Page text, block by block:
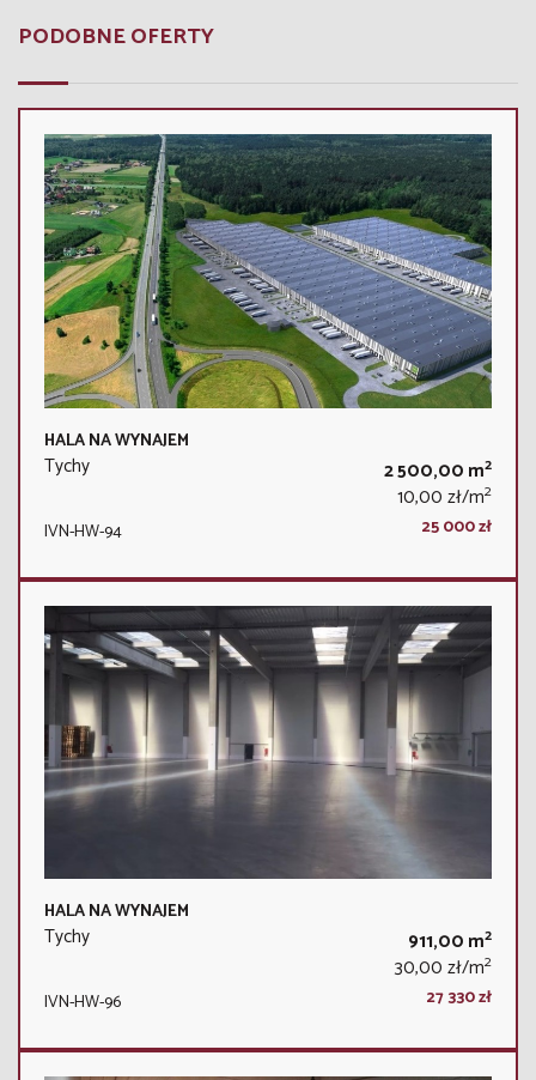
PODOBNE OFERTY
HALA NA WYNAJEM
Tychy 2 500,00 m2
10,00 zł/m2
IVN-HW-94 25 000 zł
HALA NA WYNAJEM
Tychy 911,00 m2
30,00 zł/m2
IVN-HW-96 27 330 zł